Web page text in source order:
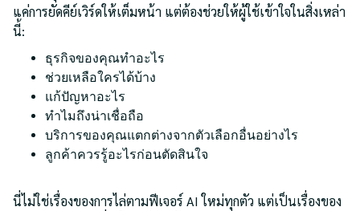
แค่การยัดคีย์เวิร์ดให้เต็มหน้า แต่ต้องช่วยให้ผู้ใช้เข้าใจในสิ่งเหล่า
นี้:
ธุรกิจของคุณทำอะไร
ช่วยเหลือใครได้บ้าง
แก้ปัญหาอะไร
ทำไมถึงน่าเชื่อถือ
บริการของคุณแตกต่างจากตัวเลือกอื่นอย่างไร
ลูกค้าควรรู้อะไรก่อนตัดสินใจ
นี่ไม่ใช่เรื่องของการไล่ตามฟีเจอร์ AI ใหม่ทุกตัว แต่เป็นเรื่องของ